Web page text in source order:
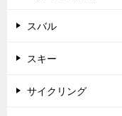
スバル
スキー
サイクリング